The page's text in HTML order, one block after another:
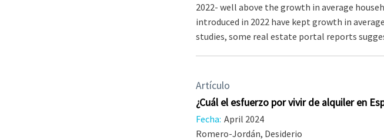
2022- well above the growth in average
introduced in 2022 have kept growth in
studies, some real estate portal reports
Artículo
¿Cuál el esfuerzo por vivir de alquiler en
Fecha: April 2024
Romero-Jordán, Desiderio